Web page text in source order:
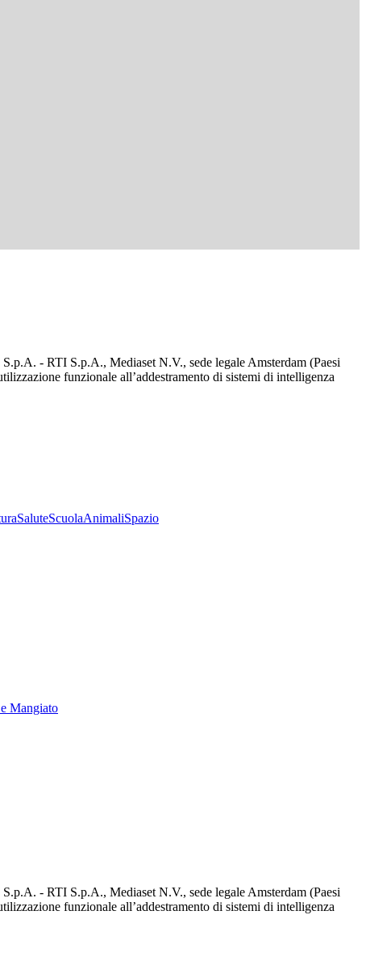
- RTI S.p.A., Mediaset N.V., sede legale Amsterdam (Paesi
funzionale all’addestramento di sistemi di intelligenza
SaluteScuolaAnimaliSpazio
Mangiato
- RTI S.p.A., Mediaset N.V., sede legale Amsterdam (Paesi
funzionale all’addestramento di sistemi di intelligenza